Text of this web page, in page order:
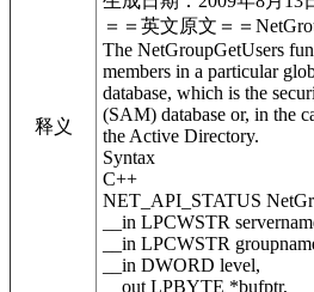
释义
＝＝英文原文＝＝
The NetGroupGetUsers
members in a particular
database, which is the
(SAM) database or, in the
the Active Directory.
Syntax
C++
NET_API_STATUS
__in LPCWSTR
__in LPCWSTR
__in DWORD level,
__out LPBYTE *bufptr,